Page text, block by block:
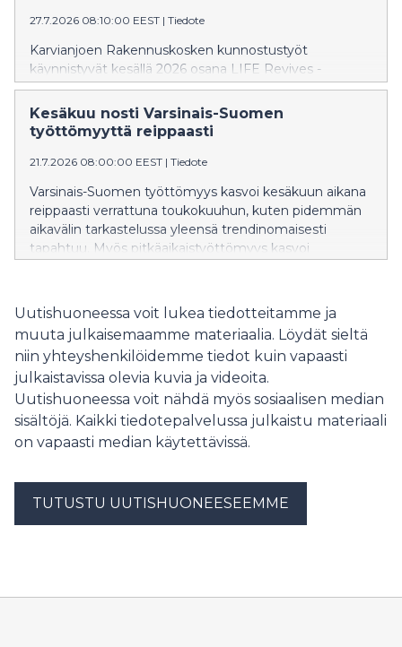
27.7.2026 08:10:00 EEST | Tiedote
Karvianjoen Rakennuskosken kunnostustyöt
käynnistyvät kesällä 2026 osana LIFE Revives -
hanketta. Tavoitteena on lisätä erittäin uhanalaisen
jokihelmisimpukan eli raakun sekä sen isäntäkalan
taimenen elinympäristöjä Satakunnan ainoassa jäljellä
olevassa raakkujoessa. Kunnostuksen aikana
järjestetään mediapäivä 6.8.2026, jolloin kunnostuksia
Kesäkuu nosti Varsinais-Suomen
työttömyyttä reippaasti
21.7.2026 08:00:00 EEST | Tiedote
Varsinais-Suomen työttömyys kasvoi kesäkuun aikana
reippaasti verrattuna toukokuuhun, kuten pidemmän
aikavälin tarkastelussa yleensä trendinomaisesti
tapahtuu. Myös pitkäaikaistyöttömyys kasvoi
melko vaisuna, mutta avoimien työpaikkojen määrä
nousi kuitenkin hieman verrattuna vuodentakaiseen.
Uutishuoneessa voit lukea tiedotteitamme ja
muuta julkaisemaamme materiaalia. Löydät sieltä
niin yhteyshenkilöidemme tiedot kuin vapaasti
julkaistavissa olevia kuvia ja videoita.
Uutishuoneessa voit nähdä myös sosiaalisen median
sisältöjä. Kaikki tiedotepalvelussa julkaistu materiaali
on vapaasti median käytettävissä.
TUTUSTU UUTISHUONEESEEMME